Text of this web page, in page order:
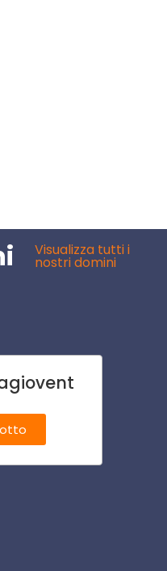
Visualizza tutti i
nostri domini